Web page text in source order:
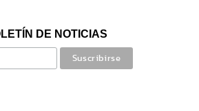
DE NOTICIAS